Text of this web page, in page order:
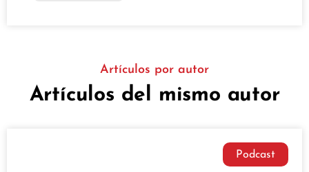
Artículos por autor
Artículos del mismo autor
Podcast